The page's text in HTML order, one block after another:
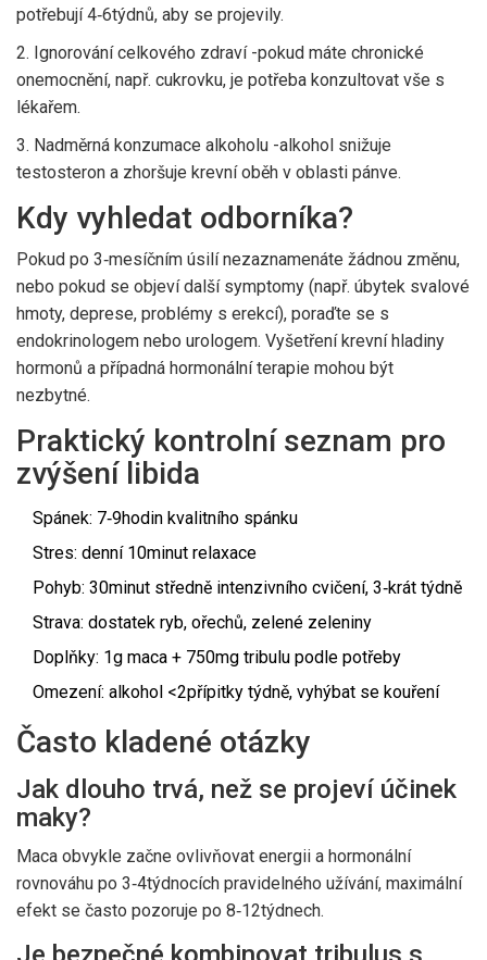
potřebují 4‑6týdnů, aby se projevily.
2. Ignorování celkového zdraví -pokud máte chronické
onemocnění, např. cukrovku, je potřeba konzultovat vše s
lékařem.
3. Nadměrná konzumace alkoholu -alkohol snižuje
testosteron a zhoršuje krevní oběh v oblasti pánve.
Kdy vyhledat odborníka?
Pokud po 3‑mesíčním úsilí nezaznamenáte žádnou změnu,
nebo pokud se objeví další symptomy (např. úbytek svalové
hmoty, deprese, problémy s erekcí), poraďte se s
endokrinologem nebo urologem. Vyšetření krevní hladiny
hormonů a případná hormonální terapie mohou být
nezbytné.
Praktický kontrolní seznam pro
zvýšení libida
Spánek: 7‑9hodin kvalitního spánku
Stres: denní 10minut relaxace
Pohyb: 30minut středně intenzivního cvičení, 3‑krát týdně
Strava: dostatek ryb, ořechů, zelené zeleniny
Doplňky: 1g maca + 750mg tribulu podle potřeby
Omezení: alkohol <2přípitky týdně, vyhýbat se kouření
Často kladené otázky
Jak dlouho trvá, než se projeví účinek
maky?
Maca obvykle začne ovlivňovat energii a hormonální
rovnováhu po 3‑4týdnocích pravidelného užívání, maximální
efekt se často pozoruje po 8‑12týdnech.